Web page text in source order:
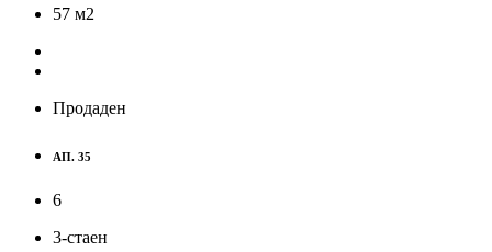
57 м2
Продаден
АП. 35
6
3-стаен